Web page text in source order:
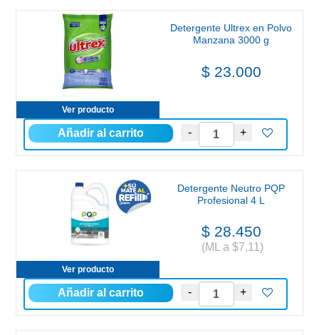
Ver producto
Detergente Ultrex en Polvo
Manzana 3000 g
$ 23.000
Ver producto
Detergente Neutro PQP
Profesional 4 L
$ 28.450
(ML a $7,11)